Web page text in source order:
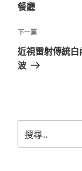
覽
篇
章
餐廳
下
一
篇
下一篇
近視雷射傳統
波
尋